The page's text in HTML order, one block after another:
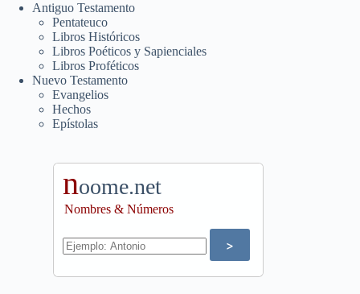
Antiguo Testamento
Pentateuco
Libros Históricos
Libros Poéticos y Sapienciales
Libros Proféticos
Nuevo Testamento
Evangelios
Hechos
Epístolas
noome.net
Nombres & Números